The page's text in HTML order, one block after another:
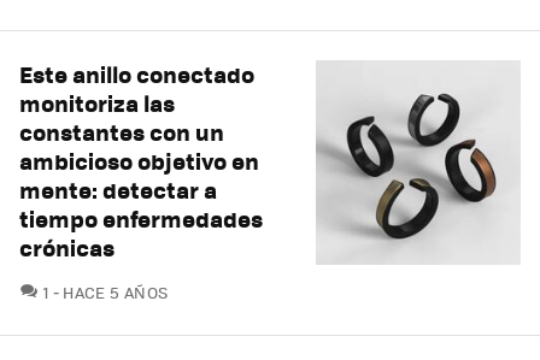
Este anillo conectado
monitoriza las
constantes con un
ambicioso objetivo en
mente: detectar a
tiempo enfermedades
crónicas
1 COMENTARIOS
HACE 5 AÑOS